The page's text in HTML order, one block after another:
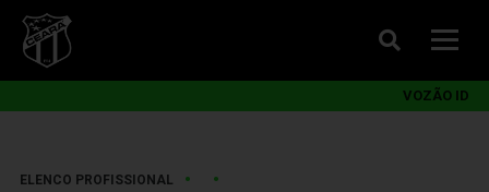
VOZÃO ID
ELENCO PROFISSIONAL • •